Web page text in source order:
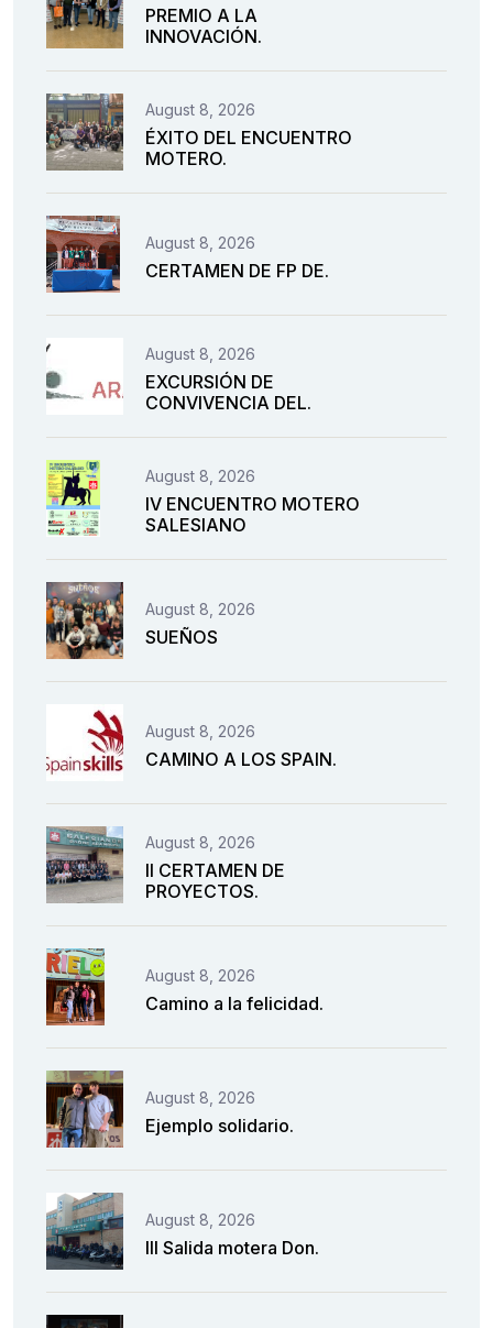
PREMIO A LA
INNOVACIÓN.
August 8, 2026
ÉXITO DEL ENCUENTRO
MOTERO.
August 8, 2026
CERTAMEN DE FP DE.
August 8, 2026
EXCURSIÓN DE
CONVIVENCIA DEL.
August 8, 2026
IV ENCUENTRO MOTERO
SALESIANO
August 8, 2026
SUEÑOS
August 8, 2026
CAMINO A LOS SPAIN.
August 8, 2026
II CERTAMEN DE
PROYECTOS.
August 8, 2026
Camino a la felicidad.
August 8, 2026
Ejemplo solidario.
August 8, 2026
III Salida motera Don.